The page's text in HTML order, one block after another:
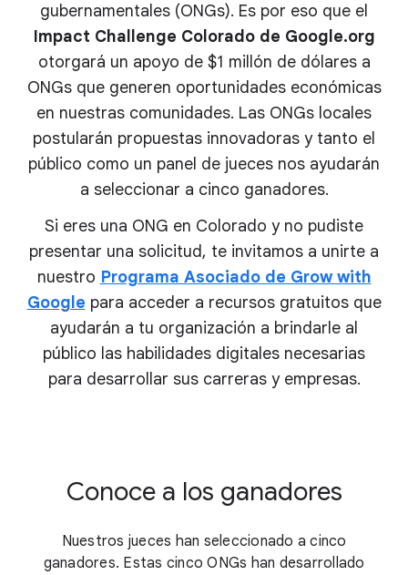
gubernamentales (ONGs). Es por eso que el
Impact Challenge Colorado de Google.org
otorgará un apoyo de $1 millón de dólares a
ONGs que generen oportunidades económicas
en nuestras comunidades. Las ONGs locales
postularán propuestas innovadoras y tanto el
público como un panel de jueces nos ayudarán
a seleccionar a cinco ganadores.
Si eres una ONG en Colorado y no pudiste
presentar una solicitud, te invitamos a unirte a
nuestro Programa Asociado de Grow with
Google para acceder a recursos gratuitos que
ayudarán a tu organización a brindarle al
público las habilidades digitales necesarias
para desarrollar sus carreras y empresas.
Conoce a los ganadores
Nuestros jueces han seleccionado a cinco
ganadores. Estas cinco ONGs han desarrollado